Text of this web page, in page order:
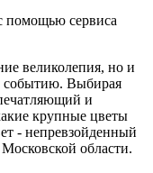
помощью сервиса
великолепия, но и
событию. Выбирая
и
крупные цветы
- непревзойденный
области.